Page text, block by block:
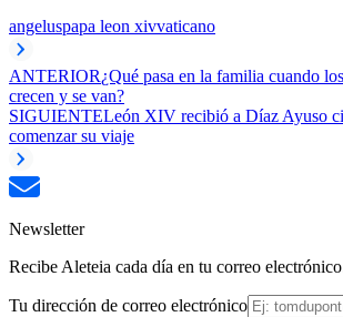
angeluspapa leon xivvaticano
ANTERIOR¿Qué pasa en la familia cuando
crecen y se van?
SIGUIENTELeón XIV recibió a Díaz Ayuso
comenzar su viaje
Newsletter
Recibe Aleteia cada día en tu correo
Tu dirección de correo electrónico